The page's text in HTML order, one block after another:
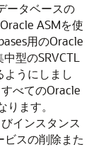
ータベースの
ASMを使
用のOracle
型のSRVCTL
うにしまし
べてのOracle
ます。
インスタンス
スの削除また